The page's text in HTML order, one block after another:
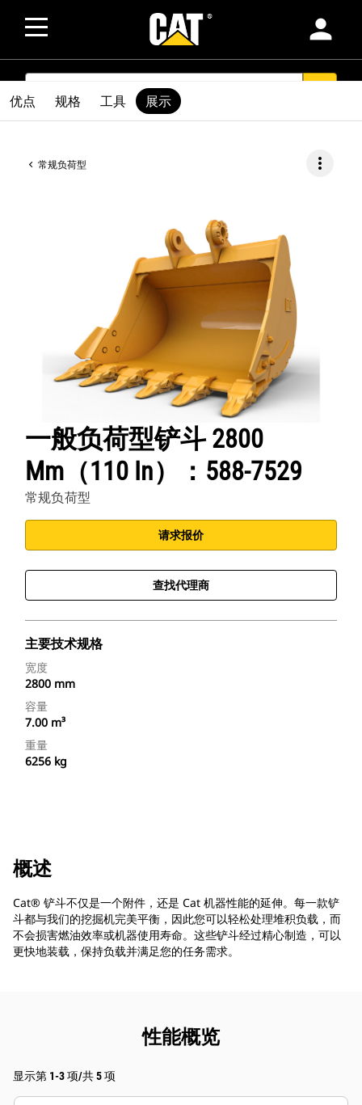
person
SEARCH
常规负荷型 more_vert
一般负荷型铲斗 2800
Mm（110 In）：588-7529
常规负荷型
请求报价
查找代理商
主要技术规格
宽度
2800 mm
容量
7.00 m³
重量
6256 kg
优点 规格 工具 展示
概述
Cat® 铲斗不仅是一个附件，还是 Cat 机器性能的延伸。每一款铲
斗都与我们的挖掘机完美平衡，因此您可以轻松处理堆积负载，而
不会损害燃油效率或机器使用寿命。这些铲斗经过精心制造，可以
更快地装载，保持负载并满足您的任务需求。
性能概览
显示第 1-3 项/共 5 项